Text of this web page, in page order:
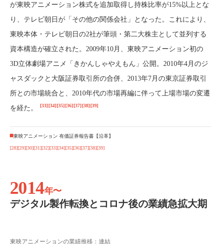
が東映アニメーション株式を追加取得し持株比率が15%以上とな
り、テレビ朝日が「その他の関係会社」となった。これにより、
東映本体・テレビ朝日の2社が筆頭・第二大株主として並列する
資本構造が確立された。2009年10月、東映アニメーション初の
3D立体劇場アニメ「きかんしゃやえもん」公開。2010年4月のジ
ャスダックと大阪証券取引所の合併、2013年7月の東京証券取引
所との市場統合と、2010年代の市場再編に伴って上場市場の変遷
を経た。
[33][34][35][36][37][38][39]
東映アニメーション 有価証券報告書【沿革】
[28][29][30][31][32][33][34][35][36][37][38][39]
2014年〜
デジタル製作転換とコロナ後の業績急拡大期
東映アニメーションの業績推移：連結